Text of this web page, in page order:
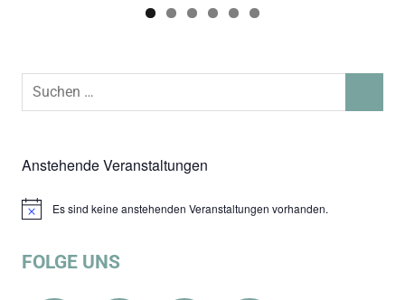
Suchen
Anstehende Veranstaltungen
HinweisEs sind keine anstehenden Veranstaltungen vorhanden.
FOLGE UNS